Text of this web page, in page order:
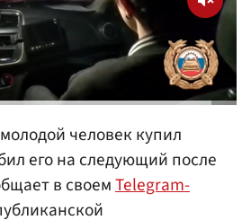
молодой человек купил
его на следующий после
в своемTelegram-